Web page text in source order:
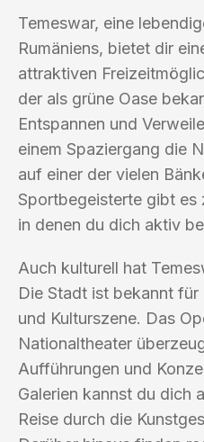
Temeswar, eine
Rumäniens, bietet dir
attraktiven
der als grüne Oase
Entspannen und
einem Spaziergang die
auf einer der vielen
Sportbegeisterte gibt es
in denen du dich aktiv
Auch kulturell hat
Die Stadt ist bekannt
und Kulturszene. Das
Nationaltheater
Aufführungen und
Galerien kannst du dich
Reise durch die